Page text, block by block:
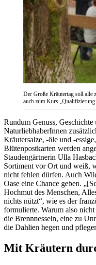
Der Große Kräutertag soll alle
auch zum Kurs
Rundum Genuss,
NaturliebhaberInnen
Kräutersalze, -öle und -
Blütenpostkarten werden
Staudengärtnerin Ulla
Sortiment vor Ort und weiß,
nicht fehlen dürfen. Auch
Oase eine Chance geben.
Hochmut des Menschen,
nichts nützt“, wie es der
formulierte. Warum also
die Brennnesseln, eine zu
die Dahlien hegen und
Mit Kräutern